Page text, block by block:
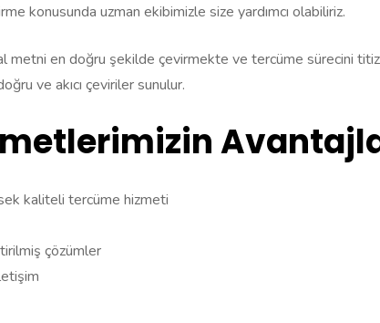
konusunda uzman ekibimizle size yardımcı olabiliriz.
metni en doğru şekilde çevirmekte ve tercüme sürecini
ve akıcı çeviriler sunulur.
kaliteli tercüme hizmeti
çözümler